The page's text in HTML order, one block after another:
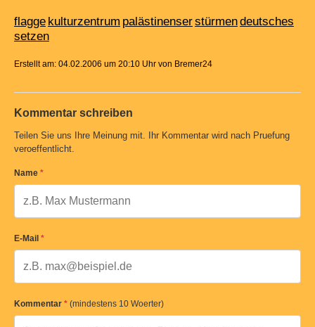
flagge kulturzentrum palästinenserstürmendeutsches
setzen
Erstellt am: 04.02.2006 um 20:10 Uhr von Bremer24
Kommentar schreiben
Teilen Sie uns Ihre Meinung mit. Ihr Kommentar wird nach Pruefung
veroeffentlicht.
Name *
E-Mail *
Kommentar * (mindestens 10 Woerter)